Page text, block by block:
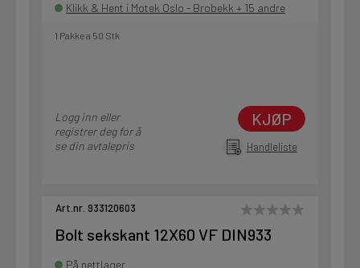
Klikk & Hent i Motek Oslo - Brobekk + 15 andre
1 Pakke a 50 Stk
Logg inn eller
registrer deg for å
se din avtalepris
KJØP
Handleliste
Art.nr. 933120603
Bolt sekskant 12X60 VF DIN933
På nettlager